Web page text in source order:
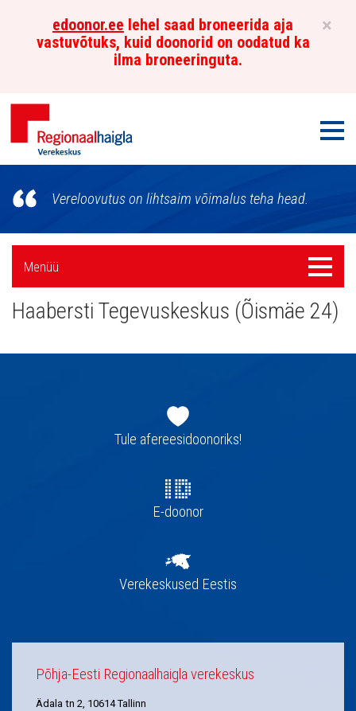
×
edoonor.ee lehel saad broneerida aja
vastuvõtuks, kuid doonorid on oodatud ka
ilma broneeringuta.
Põhja-
Eesti
Regionaalhaigla
Verekeskus
Vereloovutus on lihtsaim võimalus teha head.
Külgpaani
navigatsioon
Menüü
Menüü
Haabersti Tegevuskeskus (Õismäe 24)
navigatsioonTule afereesidoonoriks!
E-doonor
Verekeskused Eestis
Põhja-Eesti Regionaalhaigla verekeskus
Ädala tn 2, 10614 Tallinn